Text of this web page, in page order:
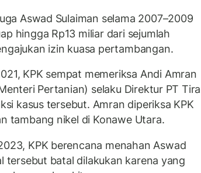
Aswad Sulaiman selama 2007–2009
hingga Rp13 miliar dari sejumlah
izin kuasa pertambangan.
KPK sempat memeriksa Andi Amran
Pertanian) selaku Direktur PT
kasus tersebut. Amran diperiksa KPK
tambang nikel di Konawe Utara.
KPK berencana menahan Aswad
tersebut batal dilakukan karena yang